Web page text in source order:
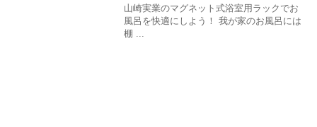
山崎実業のマグネット式浴室用ラックでお
風呂を快適にしよう！ 我が家のお風呂には
棚 ...